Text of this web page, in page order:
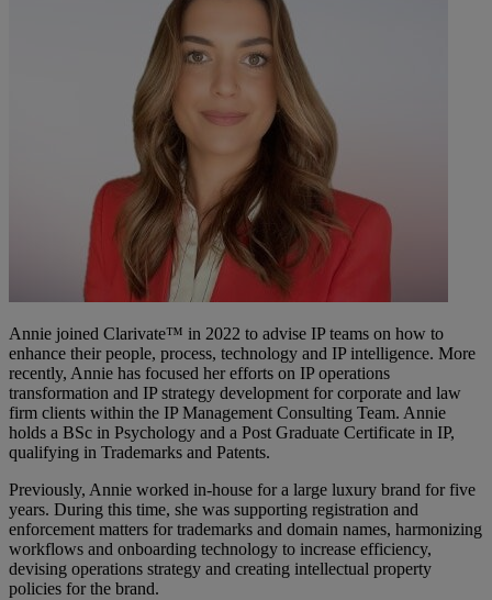
Annie joined Clarivate™ in 2022 to advise IP teams on how to
enhance their people, process, technology and IP intelligence. More
recently, Annie has focused her efforts on IP operations
transformation and IP strategy development for corporate and law
firm clients within the IP Management Consulting Team. Annie
holds a BSc in Psychology and a Post Graduate Certificate in IP,
qualifying in Trademarks and Patents.
Previously, Annie worked in-house for a large luxury brand for five
years. During this time, she was supporting registration and
enforcement matters for trademarks and domain names, harmonizing
workflows and onboarding technology to increase efficiency,
devising operations strategy and creating intellectual property
policies for the brand.